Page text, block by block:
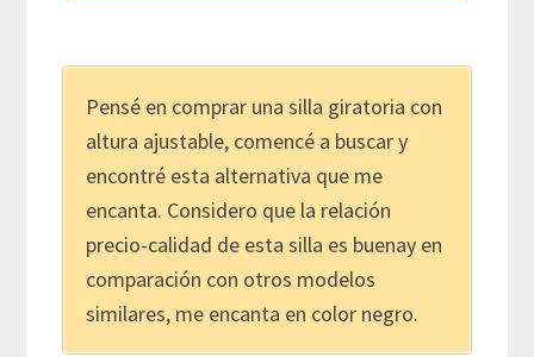
Pensé en comprar una silla giratoria con
altura ajustable, comencé a buscar y
encontré esta alternativa que me
encanta. Considero que la relación
precio-calidad de esta silla es buenay en
comparación con otros modelos
similares, me encanta en color negro.